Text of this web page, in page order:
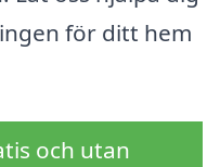
för ditt hem
och utan